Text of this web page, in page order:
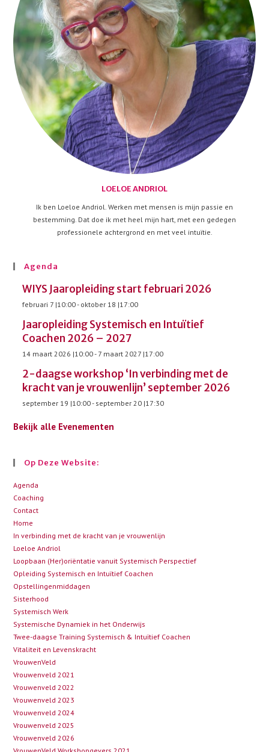
LOELOE ANDRIOL
Ik ben Loeloe Andriol. Werken met mensen is mijn passie en
bestemming. Dat doe ik met heel mijn hart, met een gedegen
professionele achtergrond en met veel intuïtie.
Agenda
WIYS Jaaropleiding start februari 2026
februari 7 |10:00- oktober 18 |17:00
Jaaropleiding Systemisch en Intuïtief
Coachen 2026 – 2027
14 maart 2026 |10:00- 7 maart 2027 |17:00
2-daagse workshop ‘In verbinding met de
kracht van je vrouwenlijn’ september 2026
september 19 |10:00- september 20 |17:30
Bekijk alle Evenementen
Op Deze Website:
Agenda
Coaching
Contact
Home
In verbinding met de kracht van je vrouwenlijn
Loeloe Andriol
Loopbaan (Her)oriëntatie vanuit Systemisch Perspectief
Opleiding Systemisch en Intuïtief Coachen
Opstellingenmiddagen
Sisterhood
Systemisch Werk
Systemische Dynamiek in het Onderwijs
Twee-daagse Training Systemisch & Intuïtief Coachen
Vitaliteit en Levenskracht
VrouwenVeld
Vrouwenveld 2021
Vrouwenveld 2022
Vrouwenveld 2023
Vrouwenveld 2024
Vrouwenveld 2025
Vrouwenveld 2026